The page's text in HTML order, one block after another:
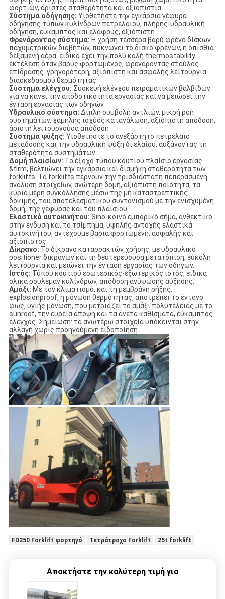
φορτίων, άριστες σταθερότητα και αξιοπιστία.
Σύστημα οδήγησης: Υιοθετήστε την εγκάρσια γέφυρα
οδήγησης τύπων κυλίνδρων πετρελαίου, πλήρης-υδραυλική
οδήγηση, εύκαμπτος και ελαφρύς, αξιόπιστη.
Φρενάροντας σύστημα: Η χρήση τέσσερα βαρύ φρένο δίσκων
παχυμετρικών διαβητών, πυκνώνει το δίσκο φρένων, η οπίσθια
δεξαμενή αέρα. ειδικά έχει την πολύ καλή thermostability
εκτέλεση όταν βαρύς φορτωμένος, φρενάροντας σταύλος
επίδρασης. γρηγορότερη, αξιόπιστη και ασφαλής λειτουργία
διασκεδασμού θερμότητας.
Σύστημα ελέγχου: Συσκευή ελέγχου πειραματικών βαλβίδων
για να κάνει την αποδοτικότητα εργασίας και να μειώσει την
ένταση εργασίας των οδηγών.
Υδραυλικό σύστημα: Διπλή συμβολή αντλιών, μικρή ροή
συστημάτων, χαμηλής ισχύος κατανάλωση, αξιόπιστη απόδοση,
άριστη λειτουργούσα απόδοση
Σύστημα ψύξης: Υιοθετήστε το ανεξάρτητο πετρέλαιο
μετάδοσης και την υδραυλική ψύξη δί ελαίου, αυξάνοντας τη
σταθερότητα συστημάτων.
Δομή πλαισίων: Το έξοχο τύπου κουτιού πλαίσιο εργασίας
&firm, βελτιώνει την εγκάρσια και διαμήκη σταθερότητα των
forklifts. Τα forklifts περνούν την τρισδιάστατη πεπερασμένη
ανάλυση στοιχείων, ανώτερη δομή, αξιόπιστη ποιότητα, τα
κύρια μέρη συγκόλλησης μέσω της μη καταστρεπτικής
δοκιμής, του αποτελεσματικού συντονισμού με την ενισχυμένη
δομή, της γέφυρας και του πλαισίου.
Ελαστικό αυτοκινήτου: Sino-κοινό εμπορικό σήμα, ανθεκτικό
στην ένδυση και το τσίμπημα, υψηλής αντοχής ελαστικά
αυτοκινήτου, αντέχουμε βαριά φορτωμένη, ασφαλής και
αξιόπιστος.
Δίκρανο: Το δίκρανο καταρρακτών χρήσης, με υδραυλικό
positioner δικράνων και τη δευτερεύουσα μετατόπιση, εύκολη
λειτουργία και μειώνει την ένταση εργασίας των οδηγών.
Ιστός: Τύπου κουτιού εσωτερικός-εξωτερικός ιστός, ειδικά
ολικά ρουλεμάν κυλίνδρων, απόδοση ανύψωσης αύξησης.
Αμάξι: Με τον κλιματισμό, και τη μεμβράνη ρήξης,
explosionproof, η μόνωση θερμότητας, αποτρέπει το έντονο
φως, υγιής μόνωση, που μετριάζει το αμάξι πολυτέλειας με το
sunroof, την ευρεία άποψη και τα άνετα καθίσματα, εύκαμπτος
έλεγχος. Σημείωση: τα ανωτέρω στοιχεία υπόκεινται στην
αλλαγή χωρίς προηγούμενη ειδοποίηση.
FD250 Forklift φορτηγό Τετράτροχο Forklift 25t forklift
Αποκτήστε την καλύτερη τιμή για